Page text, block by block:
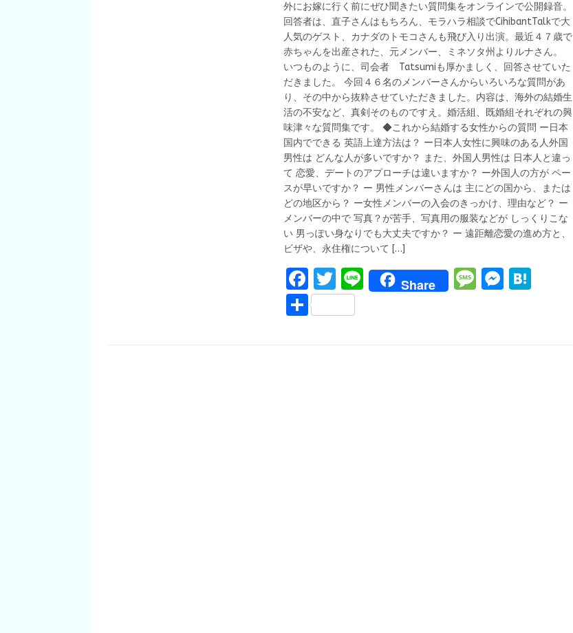
外にお嫁に行く前にぜひ聞きたい質問集をオンラインで公開録音。
回答者は、直子さんはもちろん、モラハラ相談でCihibantTalkで大
人気のゲスト、カナダのトモコさんも飛び入り出演。最近４７歳で
赤ちゃんを出産された、元メンバー、ミネソタ州よりルナさん。
いつものように、司会者 Tatsumiも厚かましく、回答させていた
だきました。 今回４６名のメンバーさんからいろいろな質問があ
り、その中から抜粋させていただきました。内容は、海外の結婚生
活の不安など、真剣そのものですえ。婚活組、既婚組それぞれの興
味津々な質問集です。 ◆これから結婚する女性からの質問 ー日本
国内でできる 英語上達方法は？ ー日本人女性に興味のある人外国
男性は どんな人が多いですか？ また、外国人男性は 日本人と違っ
て 恋愛、デートのアプローチは違いますか？ ー外国人の方が ペー
スが早いですか？ ー 男性メンバーさんは 主にどの国から、または
どの地区から？ ー女性メンバーの入会のきっかけ、理由など？ ー
メンバーの中で 写真？が苦手、写真用の服装などが しっくりこな
い 男っぽい身なりでも大丈夫ですか？ ー 遠距離恋愛の進め方と、
ビザや、永住権について […]
F
a
ce
T
w
it
Li
n
Share
M M
S